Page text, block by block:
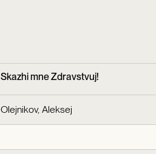
Skazhi mne Zdravstvuj!
Olejnikov, Aleksej